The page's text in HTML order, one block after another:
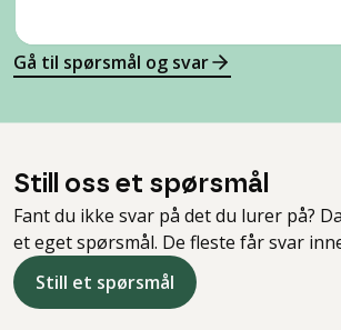
Gå til spørsmål og svar
Still oss et spørsmål
Fant du ikke svar på det du lurer på?
et eget spørsmål. De fleste får svar
Still et spørsmål